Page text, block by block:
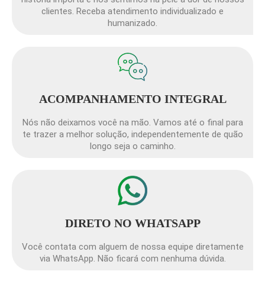
clientes. Receba atendimento individualizado e
humanizado.
ACOMPANHAMENTO INTEGRAL
Nós não deixamos você na mão. Vamos até o final para
te trazer a melhor solução, independentemente de quão
longo seja o caminho.
DIRETO NO WHATSAPP
Você contata com alguem de nossa equipe diretamente
via WhatsApp. Não ficará com nenhuma dúvida.